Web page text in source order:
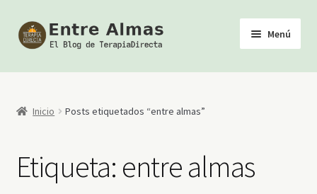
Ir
a
Ir
al
Menú
Inicio
TerapiaDirecta
Biblioteca Esotérica
Inicio Posts etiquetados “entre almas”
Etiqueta: entre almas